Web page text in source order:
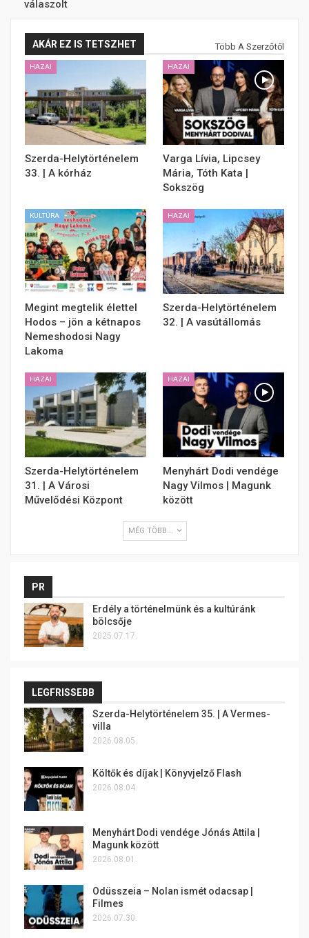
válaszolt
AKÁR EZ IS TETSZHET Több A Szerzőtől
HAZAI
Szerda-Helytörténelem
33. | A kórház
HAZAI
Varga Lívia, Lipcsey
Mária, Tóth Kata |
Sokszög
KULTÚRA
Megint megtelik élettel
Hodos – jön a kétnapos
Nemeshodosi Nagy
Lakoma
HAZAI
Szerda-Helytörténelem
32. | A vasútállomás
HAZAI
Szerda-Helytörténelem
31. | A Városi
Művelődési Központ
HAZAI
Menyhárt Dodi vendége
Nagy Vilmos | Magunk
között
MÉG TÖBB...
PR
Erdély a történelmünk és a kultúránk
bölcsője
2025.07.17.
LEGFRISSEBB
Szerda-Helytörténelem 35. | A Vermes-
villa
2026.08.05.
Költők és díjak | Könyvjelző Flash
2026.08.04.
Menyhárt Dodi vendége Jónás Attila |
Magunk között
2026.08.01.
Odüsszeia – Nolan ismét odacsap |
Filmes
2026.07.30.